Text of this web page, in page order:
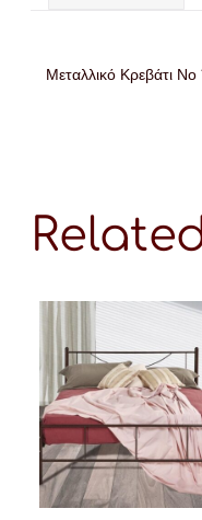
Μεταλλικό Κρεβάτι Νο